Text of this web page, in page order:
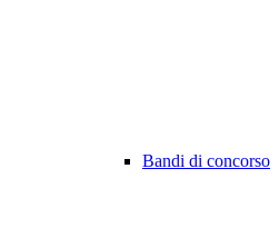
Bandi di concorso